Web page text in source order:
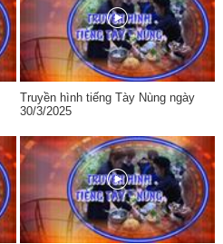
Truyền hình tiếng Tày Nùng ngày
30/3/2025